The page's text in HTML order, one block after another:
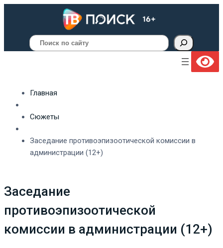
Поиск
Главная
Сюжеты
Заседание противоэпизоотической комиссии в
администрации (12+)
Заседание
противоэпизоотической
комиссии в администрации (12+)